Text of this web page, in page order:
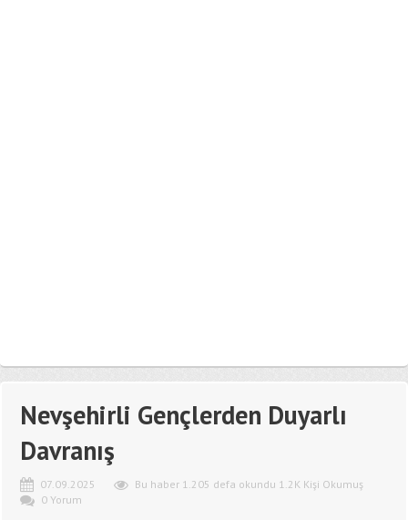
Nevşehirli Gençlerden Duyarlı
Davranış
07.09.2025
Bu haber 1.205 defa okundu 1.2K Kişi Okumuş
0 Yorum